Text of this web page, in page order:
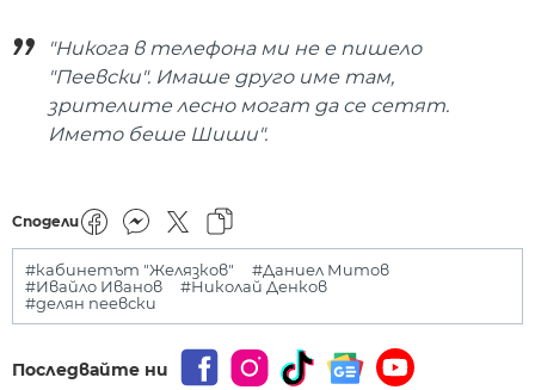
"Никога в телефона ми не е пишело
"Пеевски". Имаше друго име там,
зрителите лесно могат да се сетят.
Името беше Шиши".
Сподели
#кабинетът "Желязков"
#Даниел Митов
#Ивайло Иванов
#Николай Денков
#делян пеевски
Последвайте ни